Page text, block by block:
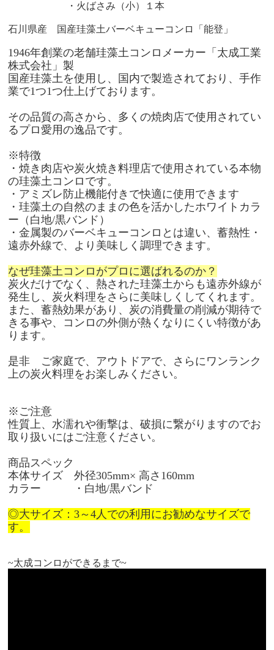
・火ばさみ（小）１本
石川県産 国産珪藻土バーベキューコンロ「能登」
1946年創業の老舗珪藻土コンロメーカー「太成工業
株式会社」製
国産珪藻土を使用し、国内で製造されており、手作
業で1つ1つ仕上げております。
その品質の高さから、多くの焼肉店で使用されてい
るプロ愛用の逸品です。
※特徴
・焼き肉店や炭火焼き料理店で使用されている本物
の珪藻土コンロです。
・アミズレ防止機能付きで快適に使用できます
・珪藻土の自然のままの色を活かしたホワイトカラ
ー（白地/黒バンド）
・金属製のバーベキューコンロとは違い、蓄熱性・
遠赤外線で、より美味しく調理できます。
なぜ珪藻土コンロがプロに選ばれるのか？
炭火だけでなく、熱された珪藻土からも遠赤外線が
発生し、炭火料理をさらに美味しくしてくれます。
また、蓄熱効果があり、炭の消費量の削減が期待で
きる事や、コンロの外側が熱くなりにくい特徴があ
ります。
是非 ご家庭で、アウトドアで、さらにワンランク
上の炭火料理をお楽しみください。
※ご注意
性質上、水濡れや衝撃は、破損に繋がりますのでお
取り扱いにはご注意ください。
商品スペック
本体サイズ 外径305mm× 高さ160mm
カラー
・白地/黒バンド
◎大サイズ：3～4人での利用にお勧めなサイズで
す。
~太成コンロができるまで~